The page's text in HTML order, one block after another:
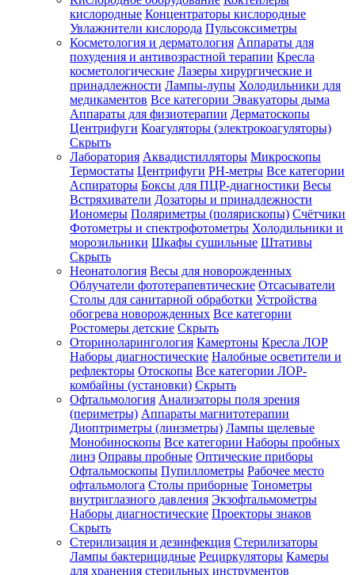
Зарегистрироваться
Зачем
регистрироваться?
Все
покупки
одном
месте
Личный
менеджер
Отслеживание
статуса
заказа
кислородные Концентраторы кислородные
Увлажнители кислорода Пульсоксиметры
Косметология и дерматология Аппараты для
похудения и антивозрастной терапии Кресла
косметологические Лазеры хирургические и
принадлежности Лампы-лупы Холодильники для
медикаментов Все категории Эвакуаторы дыма
Аппараты для физиотерапии Дерматоскопы
Центрифуги Коагуляторы (электрокоагуляторы)
Скрыть
Лаборатория Аквадистилляторы Микроскопы
Термостаты Центрифуги PH-метры Все категории
Аспираторы Боксы для ПЦР-диагностики Весы
Встряхиватели Дозаторы и принадлежности
Иономеры Поляриметры (полярископы) Счётчики
Фотометры и спектрофотометры Холодильники и
морозильники Шкафы сушильные Штативы
Скрыть
Неонатология Весы для новорожденных
Облучатели фототерапевтические Отсасыватели
Столы для санитарной обработки Устройства
обогрева новорожденных Все категории
Ростомеры детские Скрыть
Оториноларингология Камертоны Кресла ЛОР
Наборы диагностические Налобные осветители и
рефлекторы Отоскопы Все категории ЛОР-
комбайны (установки) Скрыть
Офтальмология Анализаторы поля зрения
(периметры) Аппараты магнитотерапии
Диоптриметры (линзметры) Лампы щелевые
Монобиноскопы Все категории Наборы пробных
линз Оправы пробные Оптические приборы
Офтальмоскопы Пупиллометры Рабочее место
офтальмолога Столы приборные Тонометры
внутриглазного давления Экзофтальмометры
Наборы диагностические Проекторы знаков
Скрыть
Стерилизация и дезинфекция Стерилизаторы
Лампы бактерицидные Рециркуляторы Камеры
для хранения стерильных инструментов